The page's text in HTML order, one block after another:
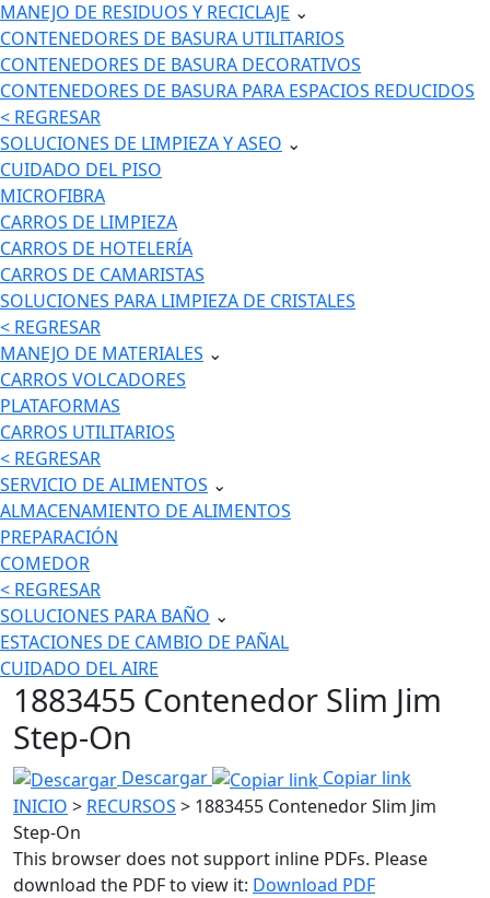
MANEJO DE RESIDUOS Y RECICLAJE ⌄
CONTENEDORES DE BASURA UTILITARIOS
CONTENEDORES DE BASURA DECORATIVOS
CONTENEDORES DE BASURA PARA ESPACIOS REDUCIDOS
< REGRESAR
SOLUCIONES DE LIMPIEZA Y ASEO ⌄
CUIDADO DEL PISO
MICROFIBRA
CARROS DE LIMPIEZA
CARROS DE HOTELERÍA
CARROS DE CAMARISTAS
SOLUCIONES PARA LIMPIEZA DE CRISTALES
< REGRESAR
MANEJO DE MATERIALES ⌄
CARROS VOLCADORES
PLATAFORMAS
CARROS UTILITARIOS
< REGRESAR
SERVICIO DE ALIMENTOS ⌄
ALMACENAMIENTO DE ALIMENTOS
PREPARACIÓN
COMEDOR
< REGRESAR
SOLUCIONES PARA BAÑO ⌄
ESTACIONES DE CAMBIO DE PAÑAL
CUIDADO DEL AIRE
1883455 Contenedor Slim Jim
Step-On
Descargar
Copiar link
INICIO > RECURSOS > 1883455 Contenedor Slim Jim
Step-On
This browser does not support inline PDFs. Please
download the PDF to view it: Download PDF